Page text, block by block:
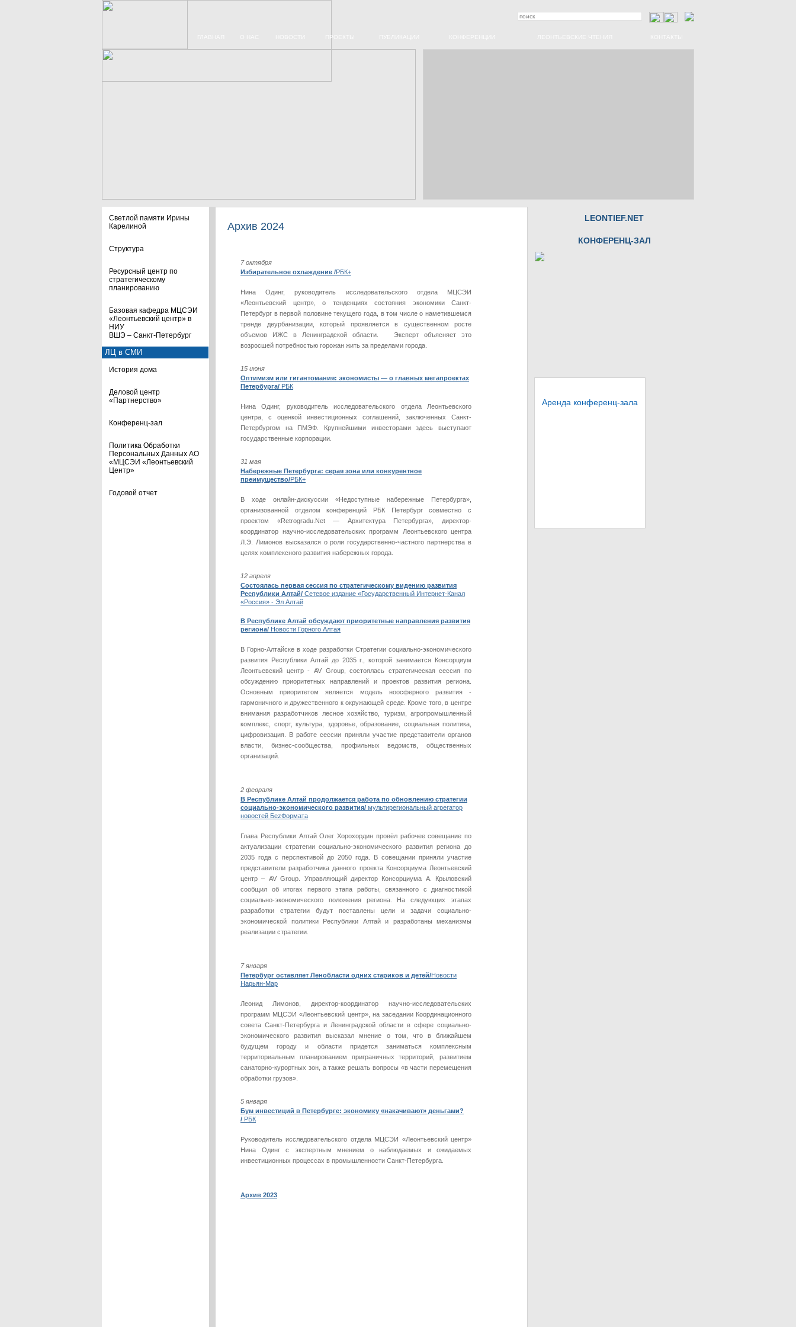
ПРОЕКТЫ
Светлой памяти Ирины
Карелиной
Структура
Ресурсный центр по
стратегическому
планированию
Базовая кафедра МЦСЭИ
«Леонтьевский центр» в
НИУ
ВШЭ – Санкт-Петербург
ЛЦ в СМИ
История дома
Деловой центр
«Партнерство»
Конференц-зал
Политика Обработки
Персональных Данных АО
«МЦСЭИ «Леонтьевский
Центр»
Годовой отчет
Архив 2024
7 октября
Избирательное охлаждение /РБК+
Нина Одинг, руководитель исследовательского отдела МЦСЭИ
«Леонтьевский центр», о тенденциях состояния экономики Санкт-
Петербург в первой половине текущего года, в том числе о наметившемся
тренде деурбанизации, который проявляется в существенном росте
объемов ИЖС в Ленинградской области. Эксперт объясняет это
возросшей потребностью горожан жить за пределами города.
15 июня
Оптимизм или гигантомания: экономисты — о главных мегапроектах
Петербурга/ РБК
Нина Одинг, руководитель исследовательского отдела Леонтьевского
центра, с оценкой инвестиционных соглашений, заключенных Санкт-
Петербургом на ПМЭФ. Крупнейшими инвесторами здесь выступают
государственные корпорации.
31 мая
Набережные Петербурга: серая зона или конкурентное
преимущество/РБК+
В ходе онлайн-дискуссии «Недоступные набережные Петербурга»,
организованной отделом конференций РБК Петербург совместно с
проектом «Retrogradu.Net — Архитектура Петербурга», директор-
координатор научно-исследовательских программ Леонтьевского центра
Л.Э. Лимонов высказался о роли государственно-частного партнерства в
целях комплексного развития набережных города.
12 апреля
Состоялась первая сессия по стратегическому видению развития
Республики Алтай/ Сетевое издание «Государственный Интернет-Канал
«Россия» - Эл Алтай
В Республике Алтай обсуждают приоритетные направления развития
региона/ Новости Горного Алтая
В Горно-Алтайске в ходе разработки Стратегии социально-экономического
развития Республики Алтай до 2035 г., которой занимается Консорциум
Леонтьевский центр - AV Group, состоялась стратегическая сессия по
обсуждению приоритетных направлений и проектов развития региона.
Основным приоритетом является модель ноосферного развития -
гармоничного и дружественного к окружающей среде. Кроме того, в центре
внимания разработчиков лесное хозяйство, туризм, агропромышленный
комплекс, спорт, культура, здоровье, образование, социальная политика,
цифровизация. В работе сессии приняли участие представители органов
власти, бизнес-сообщества, профильных ведомств, общественных
организаций.
2 февраля
В Республике Алтай продолжается работа по обновлению стратегии
социально-экономического развития/ мультирегиональный агрегатор
новостей БеzФормата
Глава Республики Алтай Олег Хорохордин провёл рабочее совещание по
актуализации стратегии социально-экономического развития региона до
2035 года с перспективой до 2050 года. В совещании приняли участие
представители разработчика данного проекта Консорциума Леонтьевский
центр – AV Group. Управляющий директор Консорциума А. Крыловский
сообщил об итогах первого этапа работы, связанного с диагностикой
социально-экономического положения региона. На следующих этапах
разработки стратегии будут поставлены цели и задачи социально-
экономической политики Республики Алтай и разработаны механизмы
реализации стратегии.
7 января
Петербург оставляет Ленобласти одних стариков и детей/Новости
Нарьян-Мар
Леонид Лимонов, директор-координатор научно-исследовательских
программ МЦСЭИ «Леонтьевский центр», на заседании Координационного
совета Санкт-Петербурга и Ленинградской области в сфере социально-
экономического развития высказал мнение о том, что в ближайшем
будущем городу и области придется заниматься комплексным
территориальным планированием приграничных территорий, развитием
санаторно-курортных зон, а также решать вопросы «в части перемещения
обработки грузов».
5 января
Бум инвестиций в Петербурге: экономику «накачивают» деньгами?
/ РБК
Руководитель исследовательского отдела МЦСЭИ «Леонтьевский центр»
Нина Одинг с экспертным мнением о наблюдаемых и ожидаемых
инвестиционных процессах в промышленности Санкт-Петербурга.
Архив 2023
LEONTIEF.NET
КОНФЕРЕНЦ-ЗАЛ
Аренда конференц-зала